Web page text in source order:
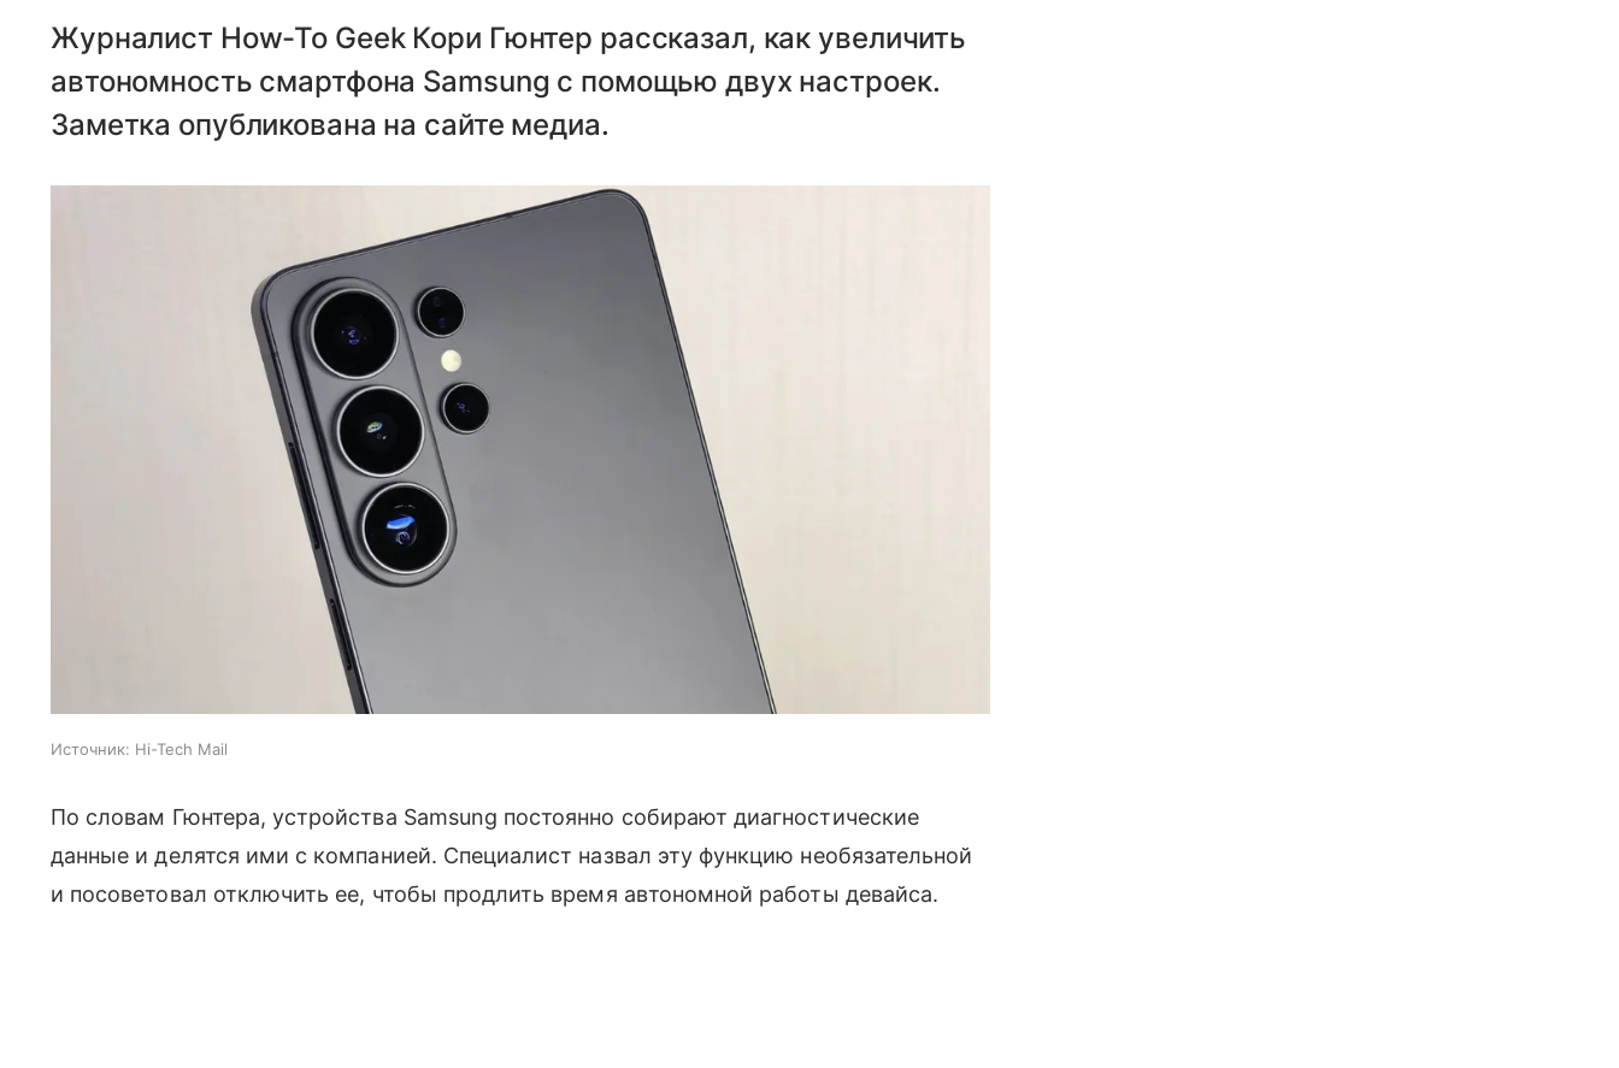
Журналист How-To Geek Кори Гюнтер рассказал, как увеличить
автономность смартфона Samsung с помощью двух настроек.
Заметка опубликована на сайте медиа.
Источник: Hi-Tech Mail
По словам Гюнтера, устройства Samsung постоянно собирают диагностические
данные и делятся ими с компанией. Специалист назвал эту функцию необязательной
и посоветовал отключить ее, чтобы продлить время автономной работы девайса.